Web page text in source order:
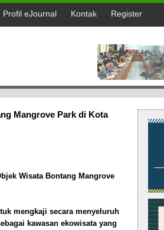
Profil eJournal Kontak Register
Mangrove Park di Kota
Wisata Bontang Mangrove
mengkaji secara menyeluruh
kawasan ekowisata yang